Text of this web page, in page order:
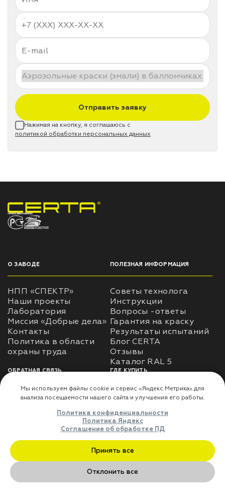
Отправить заявку
Нажимая на кнопку, я соглашаюсь с
политикой обработки персональных данных
НПП «СПЕКТР» ЗАВОД ЛАКОКРАСОЧНЫХ МАТЕРИАЛОВ
О ЗАВОДЕ
НПП «СПЕКТР»
Наши проекты
Лаборатория
Миссия «Добрые дела»
Контакты
Политика в области
ПОЛЕЗНАЯ ИНФОРМАЦИЯ
Советы технолога
Инструкции
Вопросы -ответы
Гарантия на краску
Результаты испытаний
Блог CERTA
Отзывы
Каталог RAL 5
ОБРАТНАЯ СВЯЗЬ
Использование
использования личных
Оферта
ГДЕ КУПИТЬ
Доставка
Где купить
ДЛЯ ПАРТНЁРОВ
Преимущества